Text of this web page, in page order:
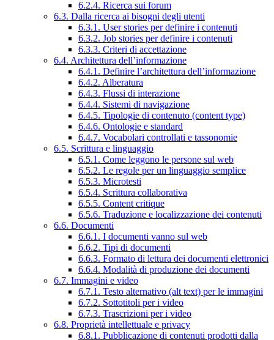
6.2.4. Ricerca sui forum
6.3. Dalla ricerca ai bisogni degli utenti
6.3.1. User stories per definire i contenuti
6.3.2. Job stories per definire i contenuti
6.3.3. Criteri di accettazione
6.4. Architettura dell’informazione
6.4.1. Definire l’architettura dell’informazione
6.4.2. Alberatura
6.4.3. Flussi di interazione
6.4.4. Sistemi di navigazione
6.4.5. Tipologie di contenuto (content type)
6.4.6. Ontologie e standard
6.4.7. Vocabolari controllati e tassonomie
6.5. Scrittura e linguaggio
6.5.1. Come leggono le persone sul web
6.5.2. Le regole per un linguaggio semplice
6.5.3. Microtesti
6.5.4. Scrittura collaborativa
6.5.5. Content critique
6.5.6. Traduzione e localizzazione dei contenuti
6.6. Documenti
6.6.1. I documenti vanno sul web
6.6.2. Tipi di documenti
6.6.3. Formato di lettura dei documenti elettronici
6.6.4. Modalità di produzione dei documenti
6.7. Immagini e video
6.7.1. Testo alternativo (alt text) per le immagini
6.7.2. Sottotitoli per i video
6.7.3. Trascrizioni per i video
6.8. Proprietà intellettuale e privacy
6.8.1. Pubblicazione di contenuti prodotti dalla